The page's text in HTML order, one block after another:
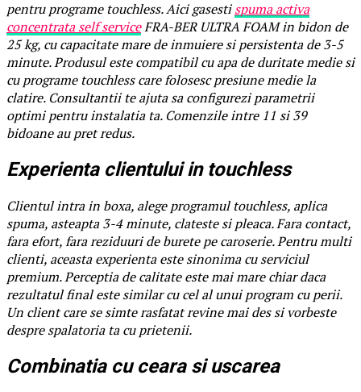
pentru programe touchless. Aici gasestispuma activa
concentrata self serviceFRA-BER ULTRA FOAM in bidon de
25 kg, cu capacitate mare de inmuiere si persistenta de 3-5
minute. Produsul este compatibil cu apa de duritate medie si
cu programe touchless care folosesc presiune medie la
clatire. Consultantii te ajuta sa configurezi parametrii
optimi pentru instalatia ta. Comenzile intre 11 si 39
bidoane au pret redus.
Experienta clientului in touchless
Clientul intra in boxa, alege programul touchless, aplica
spuma, asteapta 3-4 minute, clateste si pleaca. Fara contact,
fara efort, fara reziduuri de burete pe caroserie. Pentru multi
clienti, aceasta experienta este sinonima cu serviciul
premium. Perceptia de calitate este mai mare chiar daca
rezultatul final este similar cu cel al unui program cu perii.
Un client care se simte rasfatat revine mai des si vorbeste
despre spalatoria ta cu prietenii.
Combinatia cu ceara si uscarea